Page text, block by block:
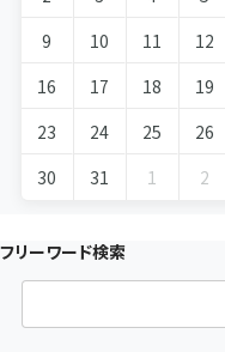
9
10 11 12
16
17 18 19
23
24 25 26
30
31 1 2
フリーワード検索